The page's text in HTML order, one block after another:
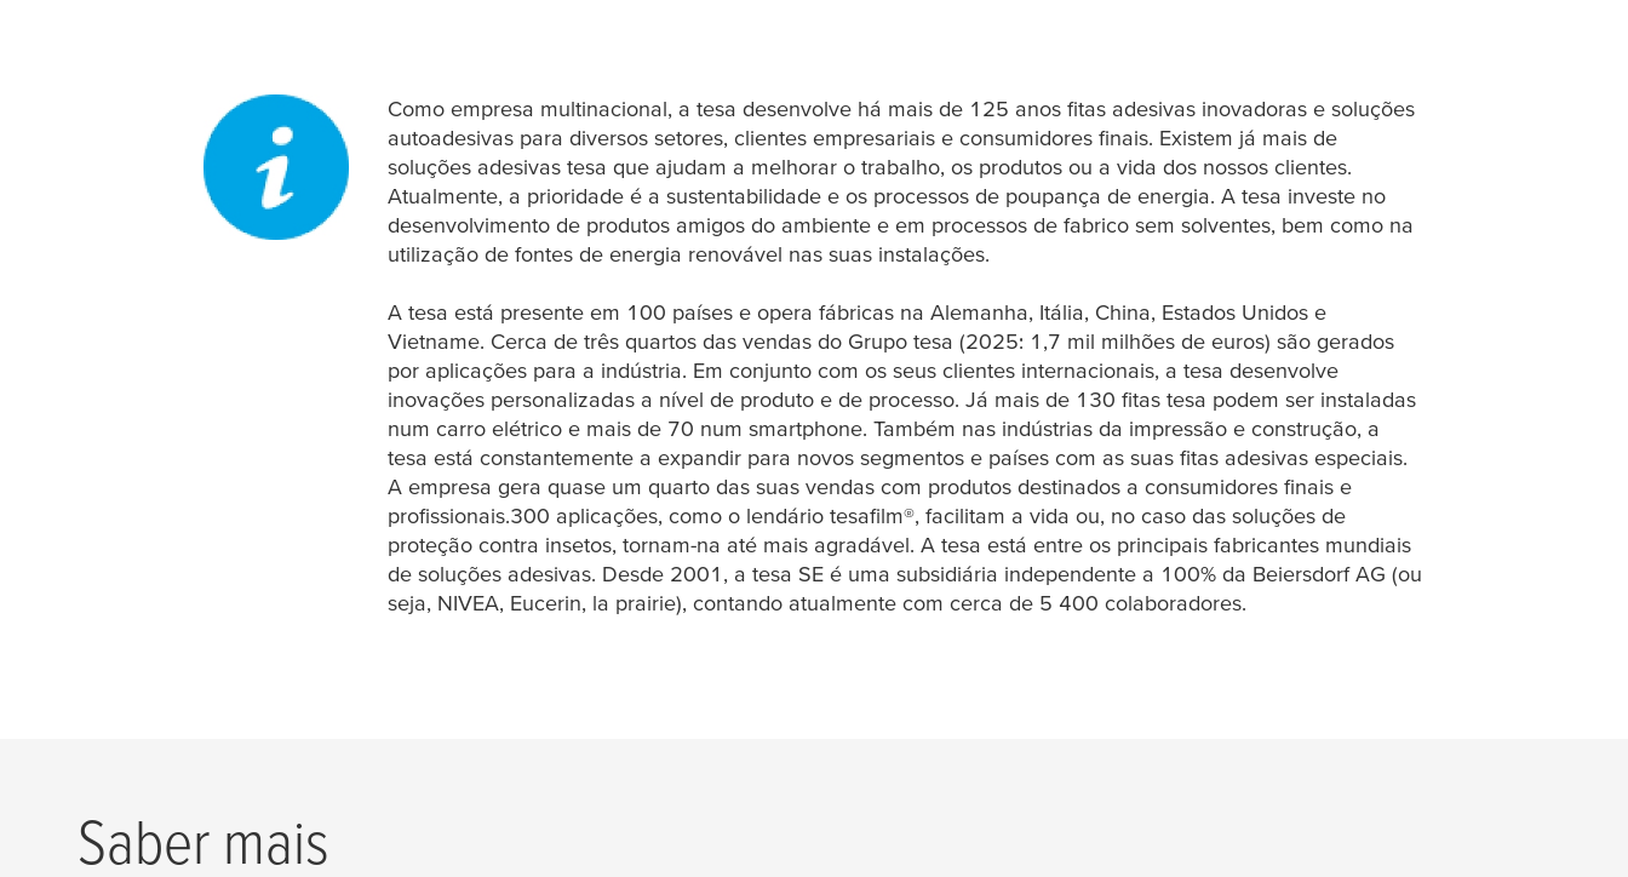
Como empresa multinacional, a tesa desenvolve há mais de 125 anos fitas adesivas inovadoras e soluções
autoadesivas para diversos setores, clientes empresariais e consumidores finais. Existem já mais de
soluções adesivas tesa que ajudam a melhorar o trabalho, os produtos ou a vida dos nossos clientes.
Atualmente, a prioridade é a sustentabilidade e os processos de poupança de energia. A tesa investe no
desenvolvimento de produtos amigos do ambiente e em processos de fabrico sem solventes, bem como na
utilização de fontes de energia renovável nas suas instalações.
A tesa está presente em 100 países e opera fábricas na Alemanha, Itália, China, Estados Unidos e
Vietname. Cerca de três quartos das vendas do Grupo tesa (2025: 1,7 mil milhões de euros) são gerados
por aplicações para a indústria. Em conjunto com os seus clientes internacionais, a tesa desenvolve
inovações personalizadas a nível de produto e de processo. Já mais de 130 fitas tesa podem ser instaladas
num carro elétrico e mais de 70 num smartphone. Também nas indústrias da impressão e construção, a
tesa está constantemente a expandir para novos segmentos e países com as suas fitas adesivas especiais.
A empresa gera quase um quarto das suas vendas com produtos destinados a consumidores finais e
profissionais.300 aplicações, como o lendário tesafilm®, facilitam a vida ou, no caso das soluções de
proteção contra insetos, tornam-na até mais agradável. A tesa está entre os principais fabricantes mundiais
de soluções adesivas. Desde 2001, a tesa SE é uma subsidiária independente a 100% da Beiersdorf AG (ou
seja, NIVEA, Eucerin, la prairie), contando atualmente com cerca de 5 400 colaboradores.
Saber mais